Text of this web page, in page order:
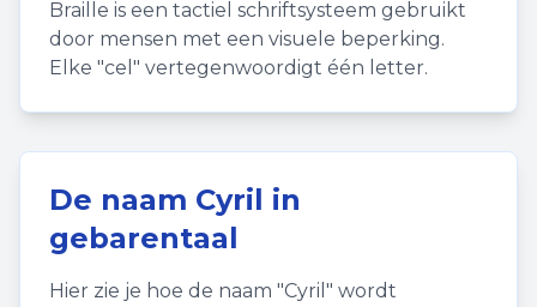
Braille is een tactiel schriftsysteem gebruikt
door mensen met een visuele beperking.
Elke "cel" vertegenwoordigt één letter.
De naam Cyril in
gebarentaal
Hier zie je hoe de naam "Cyril " wordt